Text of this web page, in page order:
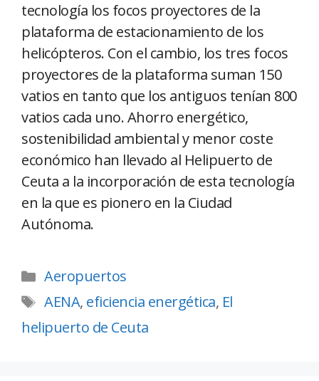
tecnología los focos proyectores de la
plataforma de estacionamiento de los
helicópteros. Con el cambio, los tres focos
proyectores de la plataforma suman 150
vatios en tanto que los antiguos tenían 800
vatios cada uno. Ahorro energético,
sostenibilidad ambiental y menor coste
económico han llevado al Helipuerto de
Ceuta a la incorporación de esta tecnología
en la que es pionero en la Ciudad
Autónoma.
Aeropuertos
AENA, eficiencia energética, El
helipuerto de Ceuta